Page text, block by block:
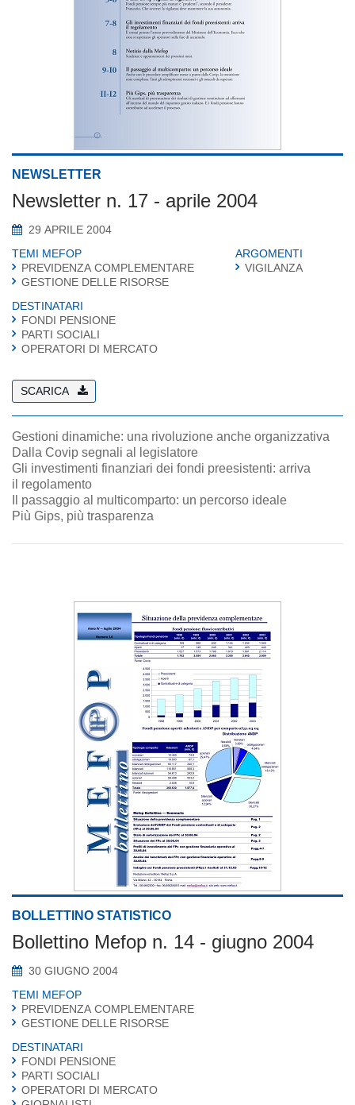
NEWSLETTER
Newsletter n. 17 - aprile 2004
29 APRILE 2004
TEMI MEFOP
PREVIDENZA COMPLEMENTARE
GESTIONE DELLE RISORSE
ARGOMENTI
VIGILANZA
DESTINATARI
FONDI PENSIONE
PARTI SOCIALI
OPERATORI DI MERCATO
SCARICA
Gestioni dinamiche: una rivoluzione anche organizzativa
Dalla Covip segnali al legislatore
Gli investimenti finanziari dei fondi preesistenti: arriva
il regolamento
Il passaggio al multicomparto: un percorso ideale
Più Gips, più trasparenza
BOLLETTINO STATISTICO
Bollettino Mefop n. 14 - giugno 2004
30 GIUGNO 2004
TEMI MEFOP
PREVIDENZA COMPLEMENTARE
GESTIONE DELLE RISORSE
DESTINATARI
FONDI PENSIONE
PARTI SOCIALI
OPERATORI DI MERCATO